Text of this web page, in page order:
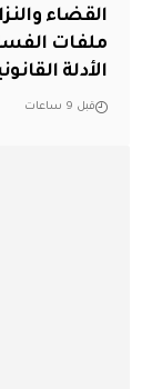
القضاء
ملفات
الأدلة
قبل 9 ساعات